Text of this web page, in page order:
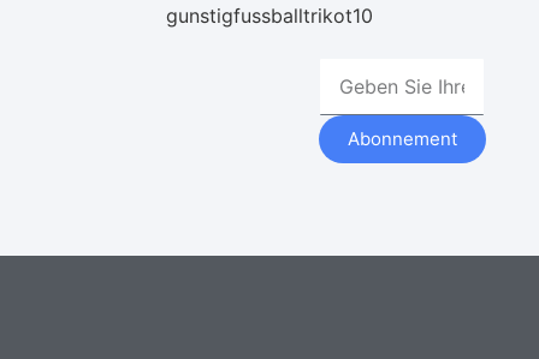
gunstigfussballtrikot10
Abonnement